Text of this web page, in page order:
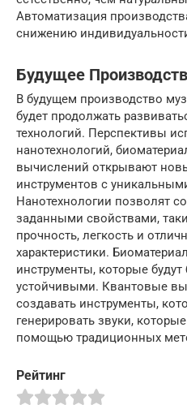
Автоматизация
снижению
Будущее
В будущем производство
будет продолжать
технологий. Перспективы
нанотехнологий,
вычислений открывают
инструментов с
Нанотехнологии позволят
заданными свойствами,
прочность, легкость и
характеристики.
инструменты, которые
устойчивыми. Квантовые
создавать инструменты,
генерировать звуки,
помощью традиционных
Рейтинг